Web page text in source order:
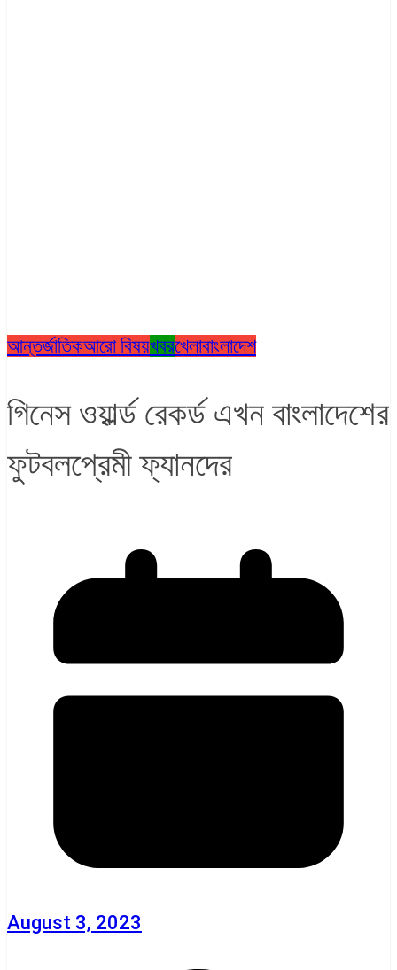
আন্তর্জাতিকআরো বিষয়খবরখেলাবাংলাদেশ
গিনেস ওয়ার্ল্ড রেকর্ড এখন বাংলাদেশের
ফুটবলপ্রেমী ফ্যানদের
August 3, 2023